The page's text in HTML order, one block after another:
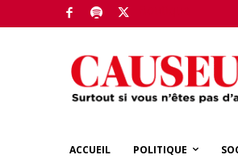
ACCUEIL POLITIQUE